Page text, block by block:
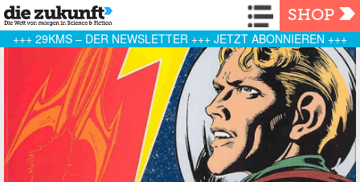
Navigation
SHOP
+++ 29KMS – DER NEWSLETTER +++ JETZT ABONNIEREN +++